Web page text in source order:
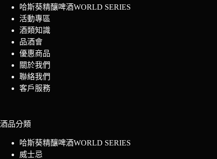
哈斯葵精釀啤酒WORLD SERIES
活動專區
酒類知識
品酒會
優惠商品
關於我們
聯絡我們
客戶服務
酒品分類
哈斯葵精釀啤酒WORLD SERIES
威士忌